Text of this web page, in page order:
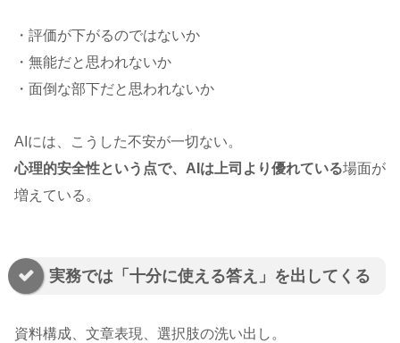
・評価が下がるのではないか
・無能だと思われないか
・面倒な部下だと思われないか
AIには、こうした不安が一切ない。
心理的安全性という点で、AIは上司より優れている場面が
増えている。
実務では「十分に使える答え」を出してくる
資料構成、文章表現、選択肢の洗い出し。